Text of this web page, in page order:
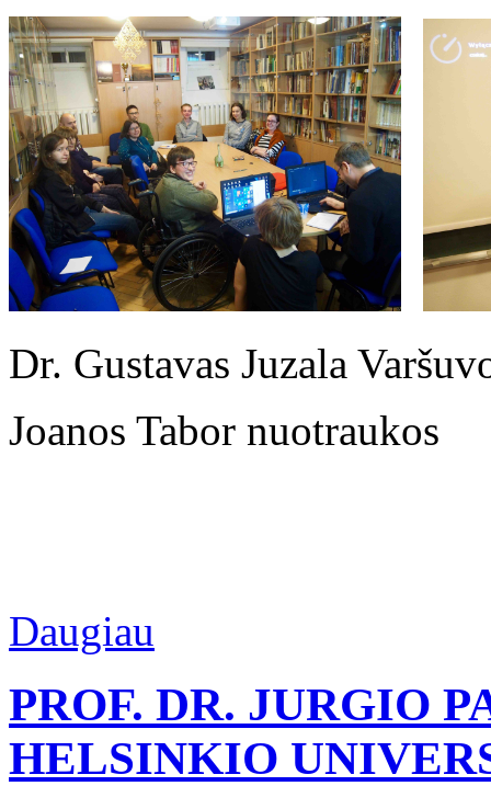
Dr. Gustavas Juzala
Joanos Tabor nuotraukos
Daugiau
PROF. DR. JURGIO
HELSINKIO